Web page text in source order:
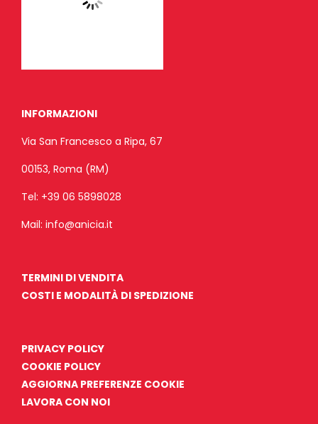
INFORMAZIONI
Via San Francesco a Ripa, 67
00153, Roma (RM)
Tel: +39 06 5898028
Mail: info@anicia.it
TERMINI DI VENDITA
COSTI E MODALITÀ DI SPEDIZIONE
PRIVACY POLICY
COOKIE POLICY
AGGIORNA PREFERENZE COOKIE
LAVORA CON NOI